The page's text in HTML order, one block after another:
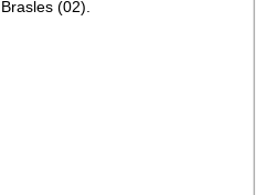
Brasles (02).